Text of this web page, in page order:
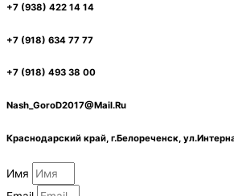
+7 (938) 422 14 14
+7 (918) 634 77 77
+7 (918) 493 38 00
Nash_GoroD2017@Mail.Ru
Краснодарский край, г.Белореченск,
Имя